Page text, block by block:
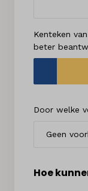
Kenteken
beter
Door welke
Hoe